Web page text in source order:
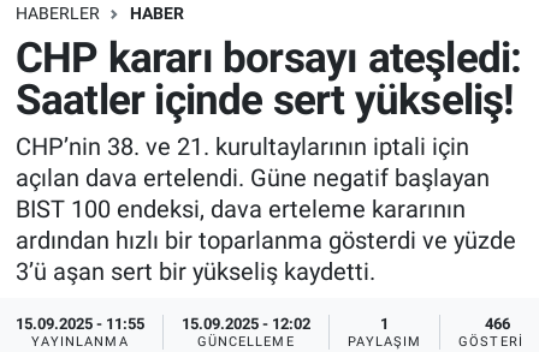
HABERLER HABER
CHP kararı borsayı ateşledi:
Saatler içinde sert yükseliş!
CHP’nin 38. ve 21. kurultaylarının iptali için
açılan dava ertelendi. Güne negatif başlayan
BIST 100 endeksi, dava erteleme kararının
ardından hızlı bir toparlanma gösterdi ve yüzde
3’ü aşan sert bir yükseliş kaydetti.
15.09.2025 - 11:55
YAYINLANMA
15.09.2025 - 12:02
GÜNCELLEME
1
PAYLAŞIM
466
GÖSTERIM
Bilim turu
Bilim ve Teknoloji Evreni
Doğa Konuşuyor
Dünya
Ege Saati
Ege'den Esintiler
Dünya
Teknoloji
Sağlık
Spor
Yayın Akışı
İletişim
Trafik Durumu
Süper Lig Puan Durumu ve Fikstür
Tüm Manşetler
Son Dakika Haberleri
Haber Arşivi